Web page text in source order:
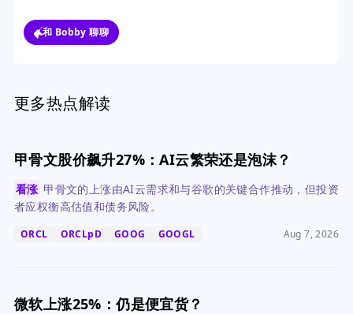
和 Bobby 聊聊
更多热点解读
甲骨文股价飙升27%：AI云繁荣还是泡沫？
看涨 甲骨文的上涨由AI云需求和与谷歌的关键合作推动，但投资
者应权衡高估值和债务风险。
ORCL ORCLpD GOOG GOOGL Aug 7, 2026
微软上涨25%：仍是便宜货？